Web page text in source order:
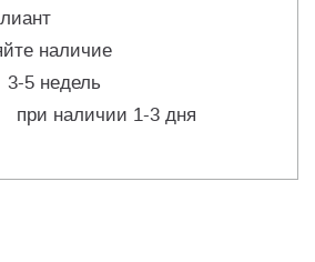
наличие
3-5 недель
при наличии 1-3 дня